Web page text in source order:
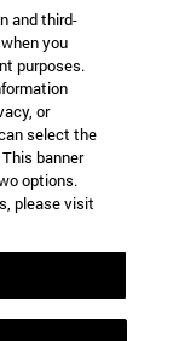
and third-
you
purposes.
or
select the
banner
options.
please visit